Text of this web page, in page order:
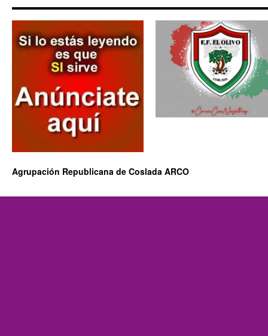
Agrupación Republicana de Coslada ARCO